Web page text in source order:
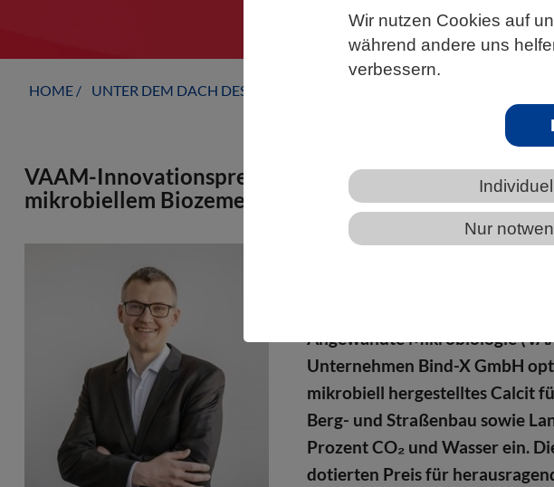
Wir nutzen Cookies auf
während andere uns
verbessern.
Nur
HOME UNTER DEM DACH DES VBIO
VAAM-Innovationspreis 2025 an Luitpold Fried:
mikrobiellem Biozement ausgezeichnet
Innovationspreis 2025 der
Angewandte Mikrobiologie
Unternehmen Bind-X GmbH
mikrobiell hergestelltes Calcit
Berg- und Straßenbau sowie
Prozent CO₂ und Wasser ein.
dotierten Preis für